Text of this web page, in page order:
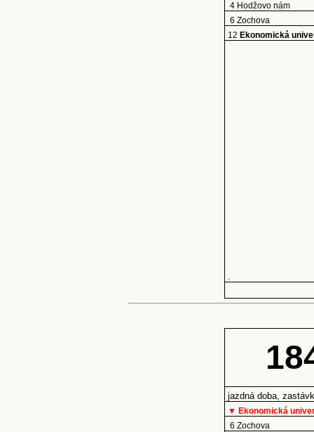
4 Hodžovo nám
6 Zochova
12 Ekonomická
.
jazdná doba,
▼ Ekonomická
6 Zochova